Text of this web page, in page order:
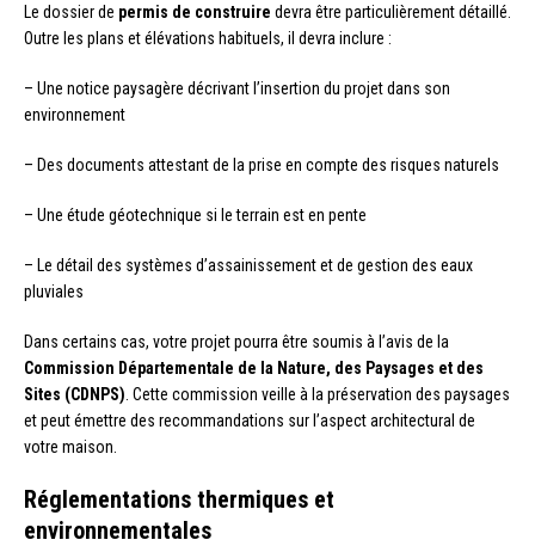
Le dossier de permis de construire devra être particulièrement détaillé.
Outre les plans et élévations habituels, il devra inclure :
– Une notice paysagère décrivant l’insertion du projet dans son
environnement
– Des documents attestant de la prise en compte des risques naturels
– Une étude géotechnique si le terrain est en pente
– Le détail des systèmes d’assainissement et de gestion des eaux
pluviales
Dans certains cas, votre projet pourra être soumis à l’avis de la
Commission Départementale de la Nature, des Paysages et des
Sites (CDNPS) . Cette commission veille à la préservation des paysages
et peut émettre des recommandations sur l’aspect architectural de
votre maison.
Réglementations thermiques et
environnementales